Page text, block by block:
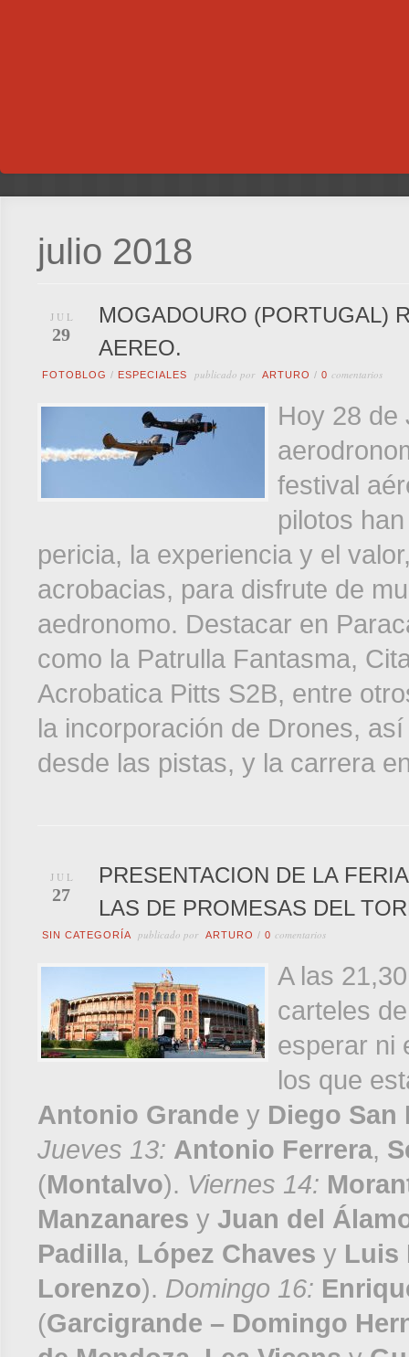
julio 2018
JUL
29
MOGADOURO (PORTUGAL)
AEREO.
FOTOBLOG / ESPECIALES publicado por ARTURO / 0 comentarios
Hoy 28 de
festival
pilotos
pericia, la experiencia y el
acrobacias, para disfrute de
aedronomo. Destacar en
como la Patrulla Fantasma,
Acrobatica Pitts S2B, entre
la incorporación de Drones,
desde las pistas, y la carrera
JUL
27
PRESENTACION DE LA
LAS DE PROMESAS DEL
SIN CATEGORÍA publicado por ARTURO / 0 comentarios
A las
carteles
esperar ni
los que
Antonio Grande y Diego San
Jueves 13: Antonio Ferrera,
(Montalvo). Viernes 14:
Manzanares y Juan del
Padilla, López Chaves y Luis
Lorenzo). Domingo 16:
(Garcigrande – Domingo